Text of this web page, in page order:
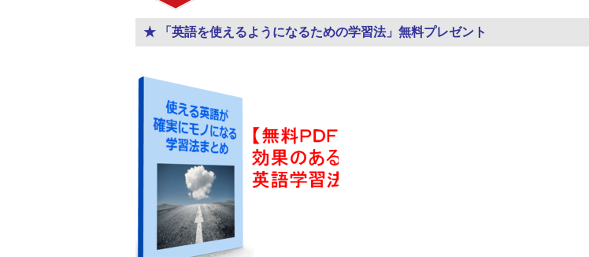
★ 「英語を使えるようになるための学習法」無料プレゼント